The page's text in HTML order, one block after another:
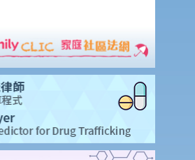
豁免侵权之行为）
人等会否侵犯作品的版权？
些内容的版权已过期。如果我只影印含有这
仍然侵犯了这本书的版权？
只正版的音乐CD光碟。如果我在店内播放这
光碟，如果我在一个慈善筹款活动上播放这
吗？